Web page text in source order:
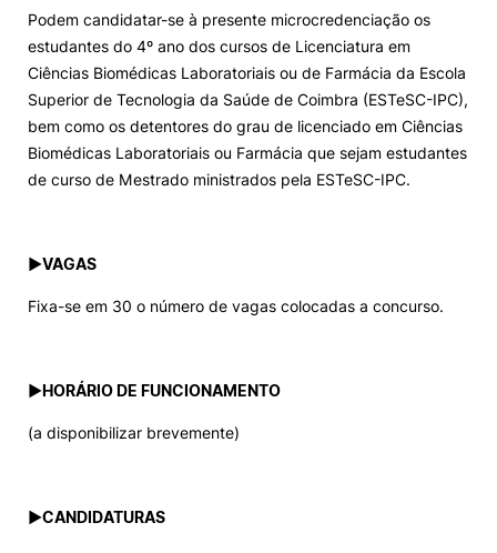
Podem candidatar-se à presente microcredenciação os
estudantes do 4º ano dos cursos de Licenciatura em
Ciências Biomédicas Laboratoriais ou de Farmácia da Escola
Superior de Tecnologia da Saúde de Coimbra (ESTeSC-IPC),
bem como os detentores do grau de licenciado em Ciências
Biomédicas Laboratoriais ou Farmácia que sejam estudantes
de curso de Mestrado ministrados pela ESTeSC-IPC.
►VAGAS
Fixa-se em 30 o número de vagas colocadas a concurso.
►HORÁRIO DE FUNCIONAMENTO
(a disponibilizar brevemente)
►CANDIDATURAS